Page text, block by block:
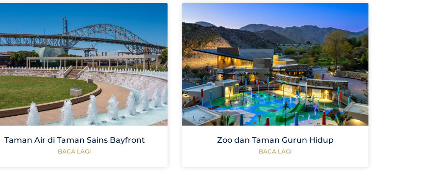
Taman Air di Taman Sains Bayfront
BACA LAGI
Zoo dan Taman Gurun Hidup
BACA LAGI